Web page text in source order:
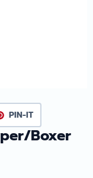
PIN-IT
Boxer